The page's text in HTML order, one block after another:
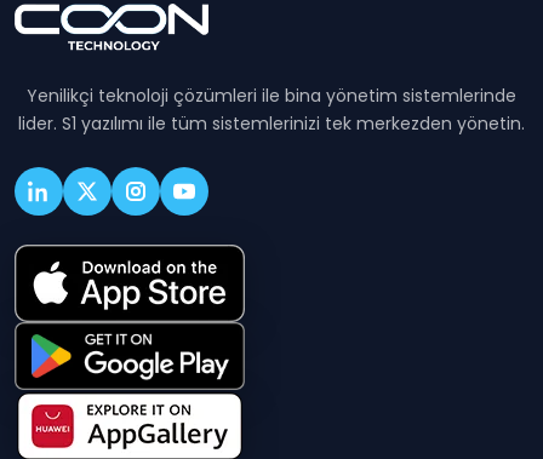
Yenilikçi teknoloji çözümleri ile bina yönetim sistemlerinde
lider. S1 yazılımı ile tüm sistemlerinizi tek merkezden yönetin.